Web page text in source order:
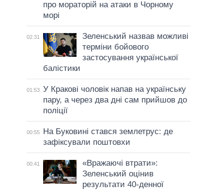
про мораторій на атаки в Чорному
морі
02:31
Зеленський назвав можливі
терміни бойового
застосування української
балістики
01:53 У Кракові чоловік напав на українську
пару, а через два дні сам прийшов до
поліції
00:55
На Буковині стався землетрус: де
зафіксували поштовхи
00:41
«Вражаючі втрати»:
Зеленський оцінив
результати 40-денної